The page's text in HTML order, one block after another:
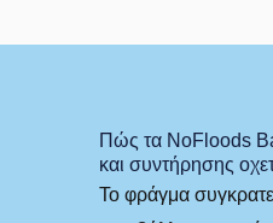
Πώς τα NoFloods
και συντήρησης
Το φράγμα